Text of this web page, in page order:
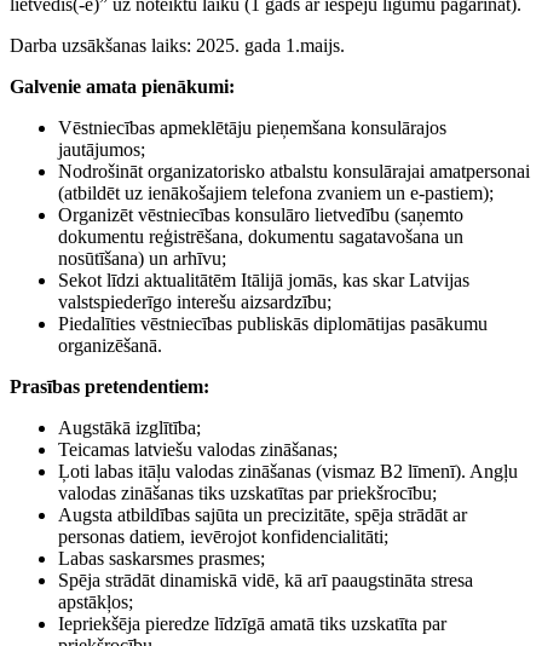
Darba uzsākšanas laiks: 2025. gada 1.maijs.
Galvenie amata pienākumi:
Vēstniecības apmeklētāju pieņemšana konsulārajos
jautājumos;
Nodrošināt organizatorisko atbalstu konsulārajai amatpersonai
(atbildēt uz ienākošajiem telefona zvaniem un e-pastiem);
Organizēt vēstniecības konsulāro lietvedību (saņemto
dokumentu reģistrēšana, dokumentu sagatavošana un
nosūtīšana) un arhīvu;
Sekot līdzi aktualitātēm Itālijā jomās, kas skar Latvijas
valstspiederīgo interešu aizsardzību;
Piedalīties vēstniecības publiskās diplomātijas pasākumu
organizēšanā.
Prasības pretendentiem:
Augstākā izglītība;
Teicamas latviešu valodas zināšanas;
Ļoti labas itāļu valodas zināšanas (vismaz B2 līmenī). Angļu
valodas zināšanas tiks uzskatītas par priekšrocību;
Augsta atbildības sajūta un precizitāte, spēja strādāt ar
personas datiem, ievērojot konfidencialitāti;
Labas saskarsmes prasmes;
Spēja strādāt dinamiskā vidē, kā arī paaugstināta stresa
apstākļos;
Iepriekšēja pieredze līdzīgā amatā tiks uzskatīta par